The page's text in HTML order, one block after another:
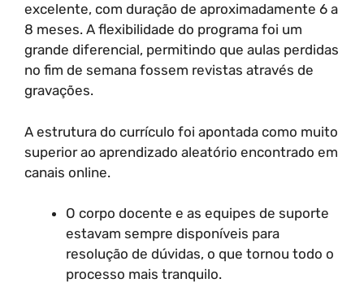
excelente, com duração de aproximadamente 6 a
8 meses. A flexibilidade do programa foi um
grande diferencial, permitindo que aulas perdidas
no fim de semana fossem revistas através de
gravações.
A estrutura do currículo foi apontada como muito
superior ao aprendizado aleatório encontrado em
canais online.
O corpo docente e as equipes de suporte
estavam sempre disponíveis para
resolução de dúvidas, o que tornou todo o
processo mais tranquilo.